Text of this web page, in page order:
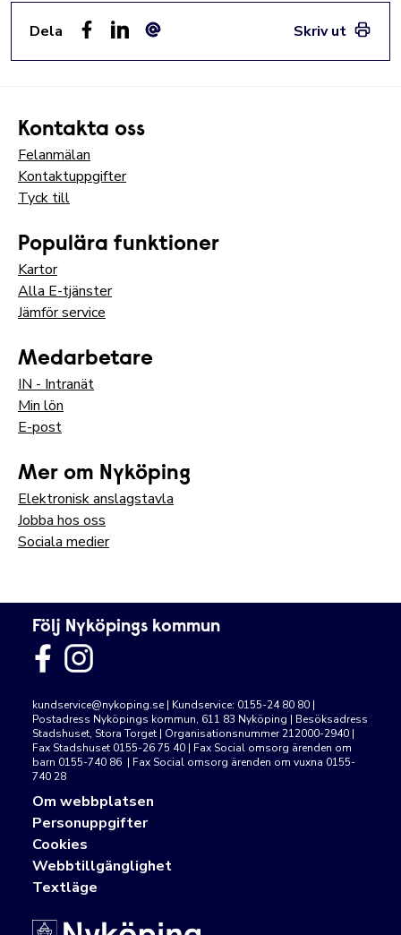
Dela
Skriv ut
Kontakta oss
Felanmälan
Kontaktuppgifter
Tyck till
Populära funktioner
Kartor
Alla E-tjänster
Jämför service
Medarbetare
IN - Intranät
Min lön
E-post
Mer om Nyköping
Elektronisk anslagstavla
Jobba hos oss
Sociala medier
Följ Nyköpings kommun
kundservice@nykoping.se | Kundservice: 0155-24 80 80 |
Postadress Nyköpings kommun, 611 83 Nyköping | Besöksadress
Stadshuset, Stora Torget | Organisationsnummer 212000-2940 |
Fax Stadshuset 0155-26 75 40 | Fax Social omsorg ärenden om
barn 0155-740 86 | Fax Social omsorg ärenden om vuxna 0155-
740 28
Om webbplatsen
Personuppgifter
Cookies
Webbtillgänglighet
Textläge